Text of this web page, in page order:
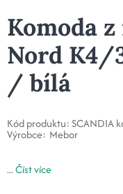
Komoda
Nord K4/
/ bílá
Kód produktu: SCANDIA
Výrobce: Mebor
...Číst více